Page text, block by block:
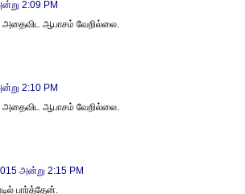
2:09 PM
அதைவிட ஆபாசம் வேறில்லை.
2:10 PM
அதைவிட ஆபாசம் வேறில்லை.
அன்று 2:15 PM
பார்த்தேன்.